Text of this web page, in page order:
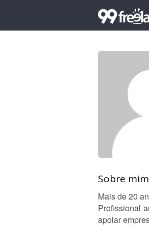
Sobre
Mais de 20
Profissional
apoiar